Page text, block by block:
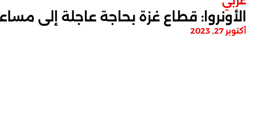
الأونروا: قطاع غزة بحاجة عاجلة إلى
أكتوبر 27, 2023